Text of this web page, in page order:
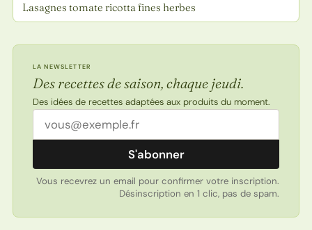
Lasagnes tomate ricotta fines herbes
LA NEWSLETTER
Des recettes de saison, chaque jeudi.
Des idées de recettes adaptées aux produits du moment.
Adresse email
S'abonner
Vous recevrez un email pour confirmer votre inscription.
Désinscription en 1 clic, pas de spam.